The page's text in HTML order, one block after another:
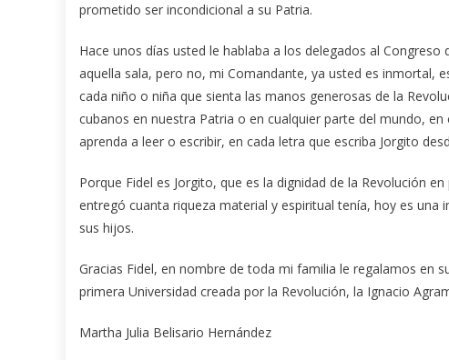
prometido ser incondicional a su Patria.
Hace unos días usted le hablaba a los delegados al
aquella sala, pero no, mi Comandante, ya usted es inmortal,
cada niño o niña que sienta las manos generosas de la
cubanos en nuestra Patria o en cualquier parte del mundo,
aprenda a leer o escribir, en cada letra que escriba Jorgito
Porque Fidel es Jorgito, que es la dignidad de la Revolución
entregó cuanta riqueza material y espiritual tenía, hoy es
sus hijos.
Gracias Fidel, en nombre de toda mi familia le regalamos en
primera Universidad creada por la Revolución, la Ignacio
Martha Julia Belisario Hernández